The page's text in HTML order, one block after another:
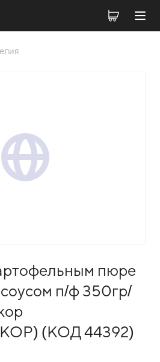
пюре
п/ф 350гр/
(КОД 44392)